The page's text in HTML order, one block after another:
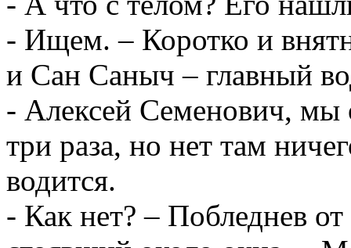
- Ищем. – Коротко и
и Сан Саныч – главный
- Алексей Семенович, мы
три раза, но нет там
водится.
- Как нет? – Побледнев